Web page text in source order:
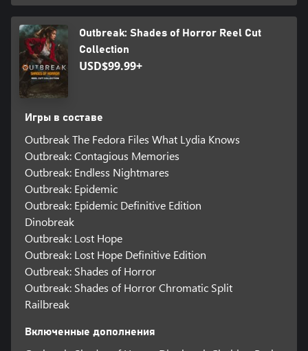
Outbreak: Shades of Horror Reel Cut
Collection
USD$99.99+
Игры в составе
Outbreak The Fedora Files What Lydia Knows
Outbreak: Contagious Memories
Outbreak: Endless Nightmares
Outbreak: Epidemic
Outbreak: Epidemic Definitive Edition
Dinobreak
Outbreak: Lost Hope
Outbreak: Lost Hope Definitive Edition
Outbreak: Shades of Horror
Outbreak: Shades of Horror Chromatic Split
Railbreak
Включенные дополнения